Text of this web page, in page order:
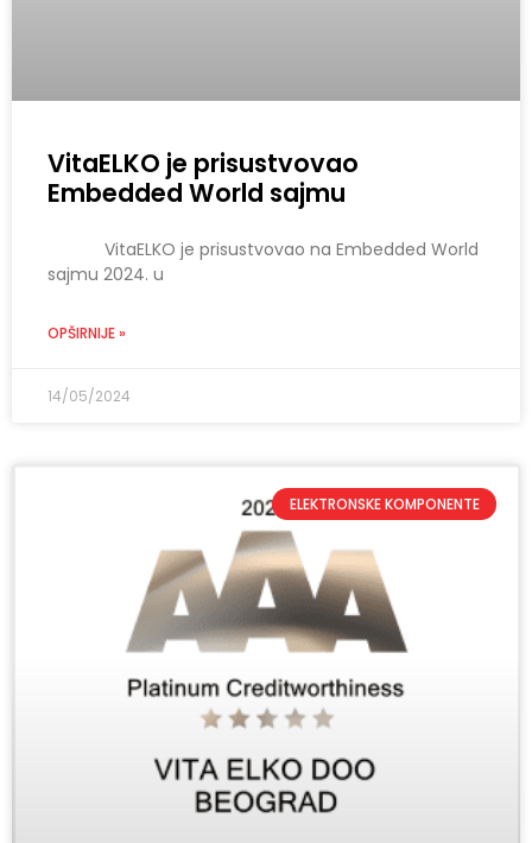
VitaELKO je prisustvovao
Embedded World sajmu
VitaELKO je prisustvovao na Embedded World
sajmu 2024. u
OPŠIRNIJE »
14/05/2024
ELEKTRONSKE KOMPONENTE